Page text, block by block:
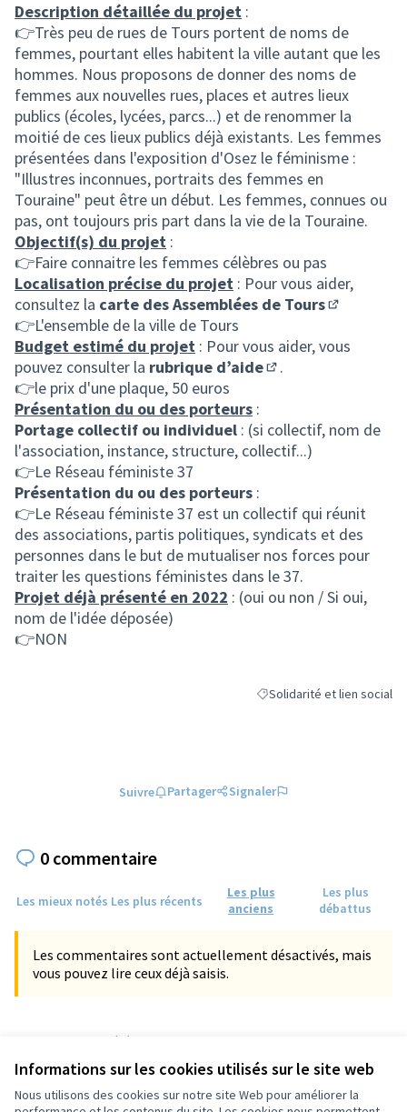
Informations sur les cookies utilisés sur le site web
Nous utilisons des cookies sur notre site Web pour améliorer la
Description détaillée du projet :
👉Très peu de rues de Tours portent de noms de
femmes, pourtant elles habitent la ville autant que les
hommes. Nous proposons de donner des noms de
femmes aux nouvelles rues, places et autres lieux
publics (écoles, lycées, parcs...) et de renommer la
moitié de ces lieux publics déjà existants. Les femmes
présentées dans l'exposition d'Osez le féminisme :
"Illustres inconnues, portraits des femmes en
Touraine" peut être un début. Les femmes, connues ou
pas, ont toujours pris part dans la vie de la Touraine.
Objectif(s) du projet :
👉Faire connaitre les femmes célèbres ou pas
Localisation précise du projet : Pour vous aider,
consultez la carte des Assemblées de Tours
👉L'ensemble de la ville de Tours
Budget estimé du projet : Pour vous aider, vous
pouvez consulter la rubrique d’aide
.
👉le prix d'une plaque, 50 euros
Présentation du ou des porteurs :
Portage collectif ou individuel : (si collectif, nom de
l'association, instance, structure, collectif...)
👉Le Réseau féministe 37
Présentation du ou des porteurs :
👉Le Réseau féministe 37 est un collectif qui réunit
des associations, partis politiques, syndicats et des
personnes dans le but de mutualiser nos forces pour
traiter les questions féministes dans le 37.
Projet déjà présenté en 2022 : (oui ou non / Si oui,
nom de l'idée déposée)
👉NON
Filtrer les résultats de la
Solidarité et lien social
Suivre Partager Signaler
0 commentaire
Les mieux notés Les plus récents
Les plus
anciens
Les plus
débattus
Les commentaires sont actuellement désactivés, mais
vous pouvez lire ceux déjà saisis.
Référence : tours-PROP-2023-04-880
Vérifiez l'empreinte numérique